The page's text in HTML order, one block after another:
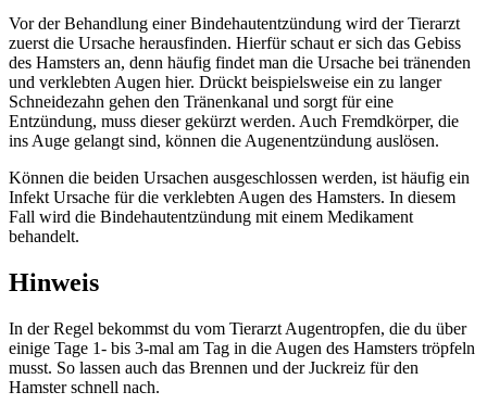
Vor der Behandlung einer Bindehautentzündung wird der Tierarzt
zuerst die Ursache herausfinden. Hierfür schaut er sich das Gebiss
des Hamsters an, denn häufig findet man die Ursache bei tränenden
und verklebten Augen hier. Drückt beispielsweise ein zu langer
Schneidezahn gehen den Tränenkanal und sorgt für eine
Entzündung, muss dieser gekürzt werden. Auch Fremdkörper, die
ins Auge gelangt sind, können die Augenentzündung auslösen.
Können die beiden Ursachen ausgeschlossen werden, ist häufig ein
Infekt Ursache für die verklebten Augen des Hamsters. In diesem
Fall wird die Bindehautentzündung mit einem Medikament
behandelt.
Hinweis
In der Regel bekommst du vom Tierarzt Augentropfen, die du über
einige Tage 1- bis 3-mal am Tag in die Augen des Hamsters tröpfeln
musst. So lassen auch das Brennen und der Juckreiz für den
Hamster schnell nach.